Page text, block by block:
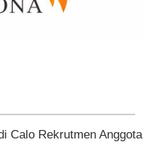
Calo Rekrutmen Anggota